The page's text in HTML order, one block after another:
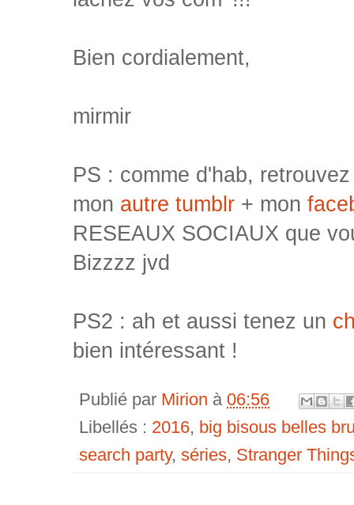
Bien cordialement,
mirmir
PS : comme d'hab,
mon autre tumblr + mon
RESEAUX SOCIAUX que
Bizzzz jvd
PS2 : ah et aussi tenez un
bien intéressant !
Publié par Mirion à 06:56
Libellés : 2016, big bisous belles
search party, séries, Stranger